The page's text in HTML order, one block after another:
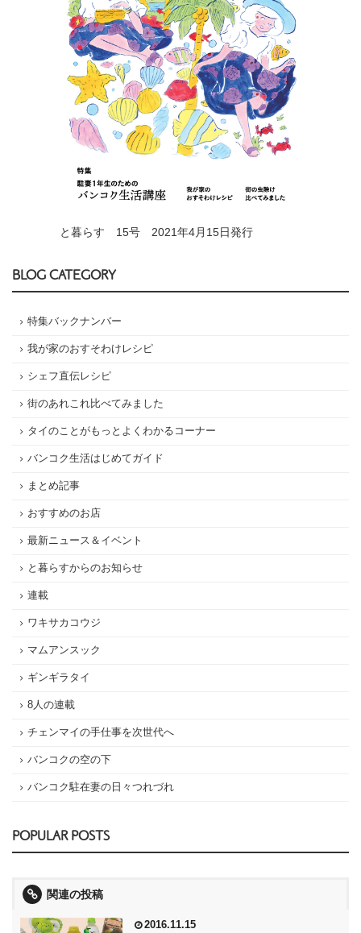
と暮らす 15号 2021年4月15日発行
BLOG CATEGORY
特集バックナンバー
我が家のおすそわけレシピ
シェフ直伝レシピ
街のあれこれ比べてみました
タイのことがもっとよくわかるコーナー
バンコク生活はじめてガイド
まとめ記事
おすすめのお店
最新ニュース＆イベント
と暮らすからのお知らせ
連載
ワキサカコウジ
マムアンスック
ギンギラタイ
8人の連載
チェンマイの手仕事を次世代へ
バンコクの空の下
バンコク駐在妻の日々つれづれ
POPULAR POSTS
関連の投稿
2016.11.15